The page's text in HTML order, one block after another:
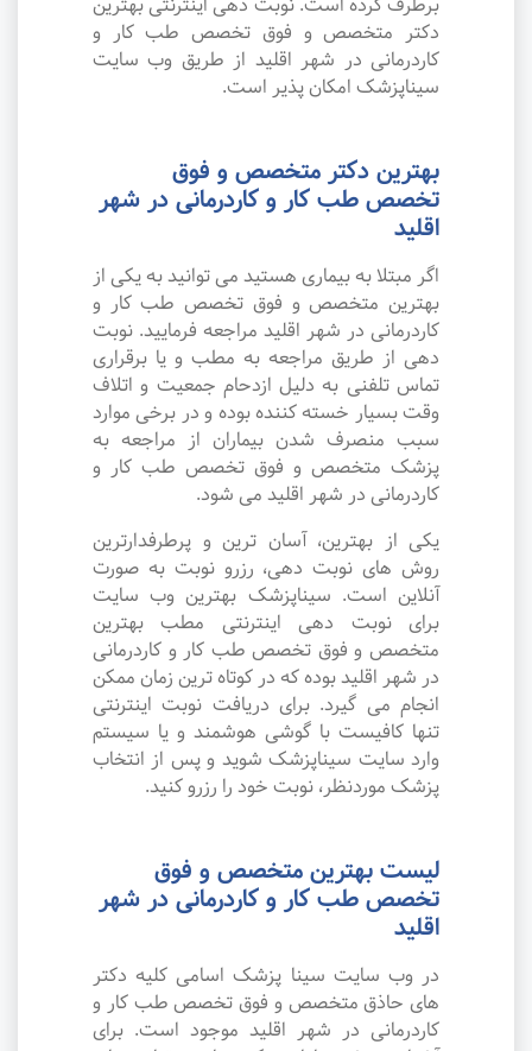
دکتر متخصص و فوق تخصص طب کار و
کاردرمانی در شهر اقلید از طریق وب سایت
سیناپزشک امکان پذیر است.
بهترین دکتر متخصص و فوق
تخصص طب کار و کاردرمانی در شهر
اقلید
اگر مبتلا به بیماری هستید می توانید به یکی از
بهترین متخصص و فوق تخصص طب کار و
کاردرمانی در شهر اقلید مراجعه فرمایید. نوبت
دهی از طریق مراجعه به مطب و یا برقراری
تماس تلفنی به دلیل ازدحام جمعیت و اتلاف
وقت بسیار خسته کننده بوده و در برخی موارد
سبب منصرف شدن بیماران از مراجعه به
پزشک متخصص و فوق تخصص طب کار و
کاردرمانی در شهر اقلید می شود.
یکی از بهترین، آسان ترین و پرطرفدارترین
روش های نوبت دهی، رزرو نوبت به صورت
آنلاین است. سیناپزشک بهترین وب سایت
برای نوبت دهی اینترنتی مطب بهترین
متخصص و فوق تخصص طب کار و کاردرمانی
در شهر اقلید بوده که در کوتاه ترین زمان ممکن
انجام می گیرد. برای دریافت نوبت اینترنتی
تنها کافیست با گوشی هوشمند و یا سیستم
وارد سایت سیناپزشک شوید و پس از انتخاب
پزشک موردنظر، نوبت خود را رزرو کنید.
لیست بهترین متخصص و فوق
تخصص طب کار و کاردرمانی در شهر
اقلید
در وب سایت سینا پزشک اسامی کلیه دکتر
های حاذق متخصص و فوق تخصص طب کار و
کاردرمانی در شهر اقلید موجود است. برای